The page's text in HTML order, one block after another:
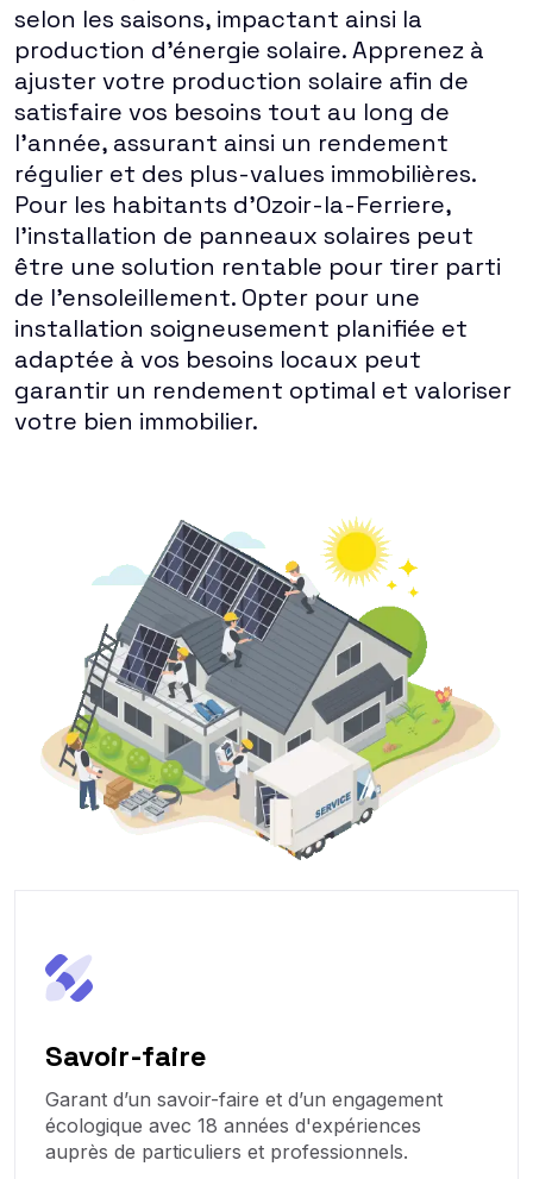
selon les saisons, impactant ainsi la
production d'énergie solaire. Apprenez à
ajuster votre production solaire afin de
satisfaire vos besoins tout au long de
l'année, assurant ainsi un rendement
régulier et des plus-values immobilières.
Pour les habitants d'Ozoir-la-Ferriere,
l'installation de panneaux solaires peut
être une solution rentable pour tirer parti
de l'ensoleillement. Opter pour une
installation soigneusement planifiée et
adaptée à vos besoins locaux peut
garantir un rendement optimal et valoriser
votre bien immobilier.
Savoir-faire
Garant d’un savoir-faire et d’un engagement
écologique avec 18 années d'expériences
auprès de particuliers et professionnels.